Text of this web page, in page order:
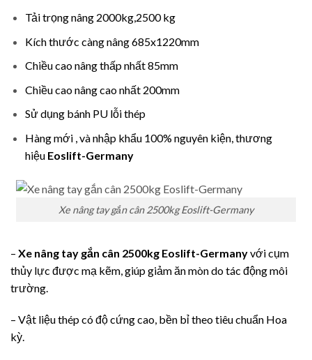
Tải trọng nâng 2000kg,2500 kg
Kích thước càng nâng 685x1220mm
Chiều cao nâng thấp nhất 85mm
Chiều cao nâng cao nhất 200mm
Sử dụng bánh PU lỗi thép
Hàng mới , và nhập khẩu 100% nguyên kiện, thương
hiệu Eoslift-Germany
Xe nâng tay gắn cân 2500kg Eoslift-Germany
– Xe nâng tay gắn cân 2500kg Eoslift-Germanyvới cụm
thủy lực được mạ kẽm, giúp giảm ăn mòn do tác động môi
trường.
– Vật liệu thép có độ cứng cao, bền bỉ theo tiêu chuẩn Hoa
kỳ.